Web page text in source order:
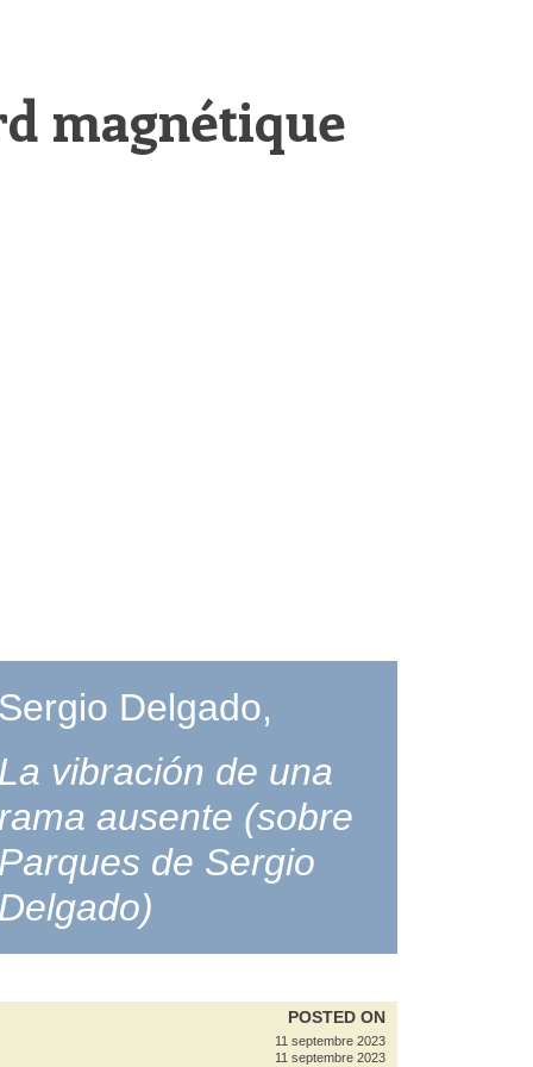
magnétique
Sergio Delgado,
La vibración de una
ausente (sobre
Parques de Sergio
Delgado)
POSTED ON
11 septembre 2023
11 septembre 2023